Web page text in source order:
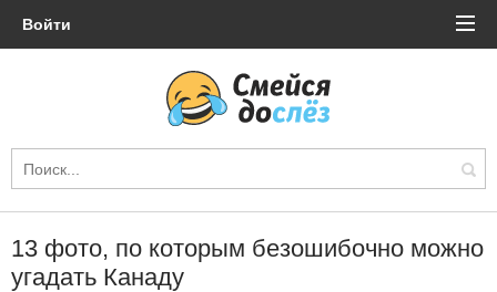
Войти
13 фото, по которым безошибочно можно
угадать Канаду